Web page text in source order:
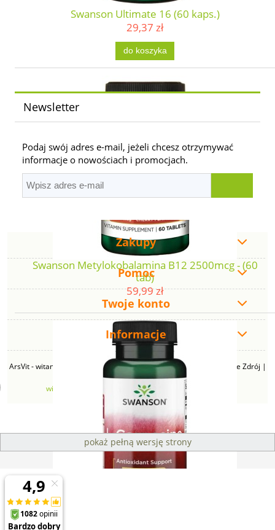
Swanson Ultimate 16 (60 kaps.)
29,37 zł
do koszyka
Swanson Metylokobalamina B12 2500mcg - (60
tab)
59,99 zł
Swanson L-Karnozyna 500mg - (60 kap)
Newsletter
Podaj swój adres e-mail, jeżeli chcesz otrzymywać
informacje o nowościach i promocjach.
Zakupy
Pomoc
Twoje konto
Informacje
ArsVit - witaminyswanson.pl | ul. Zimowa 49B, 43-230 Goczałkowice Zdrój |
NIP: 6381219140 | REGON: 276280385 | Email:
witaminyswanson@gmail.com| Telefon:665 626 833
pokaż pełną wersję strony
Sklep internetowy Shoper Premium